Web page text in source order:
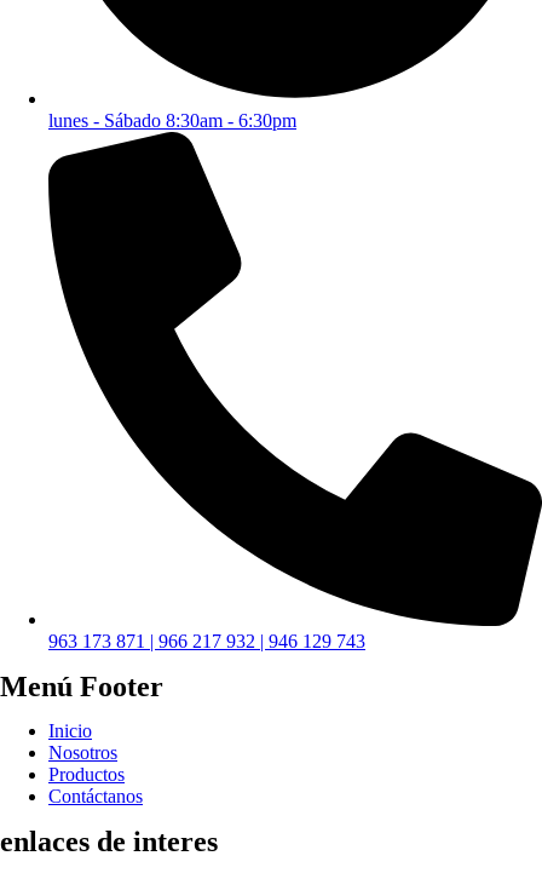
lunes - Sábado 8:30am - 6:30pm
963 173 871 | 966 217 932 | 946 129 743
Menú Footer
Inicio
Nosotros
Productos
Contáctanos
enlaces de interes